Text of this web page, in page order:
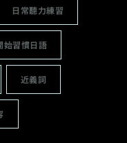
日常聽力練習
始習慣日語
近義詞